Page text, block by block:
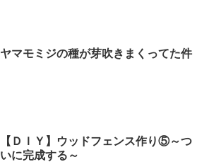
ヤマモミジの種が芽吹きまくってた件
【ＤＩＹ】ウッドフェンス作り⑤～つ
いに完成する～